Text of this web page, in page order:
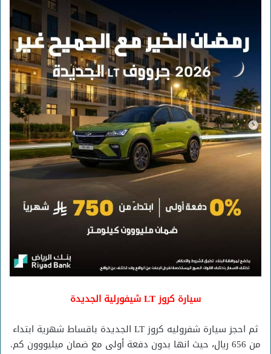
سيارة كروز LT شيفورلية الجديدة
ثم احجز سيارة شفروليه كروز LT الجديدة باقساط شهرية ابتداء
من 656 ريال، حيث انها بدون دفعة أولى مع ضمان ميليووون كم.